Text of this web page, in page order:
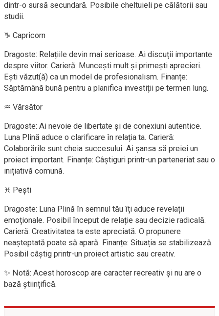
dintr-o sursă secundară. Posibile cheltuieli pe călătorii sau
studii.
♑ Capricorn
Dragoste: Relațiile devin mai serioase. Ai discuții importante
despre viitor. Carieră: Muncești mult și primești aprecieri.
Ești văzut(ă) ca un model de profesionalism. Finanțe:
Săptămână bună pentru a planifica investiții pe termen lung.
♒ Vărsător
Dragoste: Ai nevoie de libertate și de conexiuni autentice.
Luna Plină aduce o clarificare în relația ta. Carieră:
Colaborările sunt cheia succesului. Ai șansa să preiei un
proiect important. Finanțe: Câștiguri printr-un parteneriat sau o
inițiativă comună.
♓ Pești
Dragoste: Luna Plină în semnul tău îți aduce revelații
emoționale. Posibil început de relație sau decizie radicală.
Carieră: Creativitatea ta este apreciată. O propunere
neașteptată poate să apară. Finanțe: Situația se stabilizează.
Posibil câștig printr-un proiect artistic sau creativ.
✨ Notă: Acest horoscop are caracter recreativ și nu are o
bază științifică.